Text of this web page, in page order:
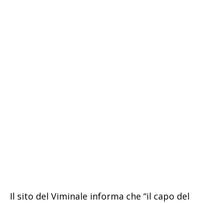
Il sito del Viminale informa che “il capo del